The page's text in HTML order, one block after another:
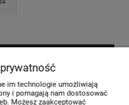
im technologie umożliwiają
i pomagają nam dostosować
Możesz zaakceptować